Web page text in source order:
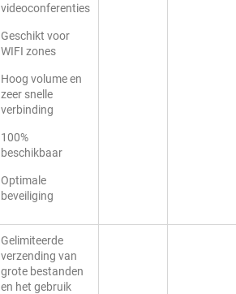
videoconferenties
Geschikt voor
WIFI zones
Hoog volume en
zeer snelle
verbinding
100%
beschikbaar
Optimale
beveiliging
Gelimiteerde
verzending van
grote bestanden
en het gebruik